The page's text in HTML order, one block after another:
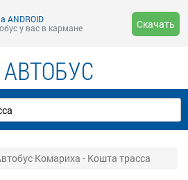
ANDROID
у вас в кармане
Скачать
Комариха - Кошта трасса